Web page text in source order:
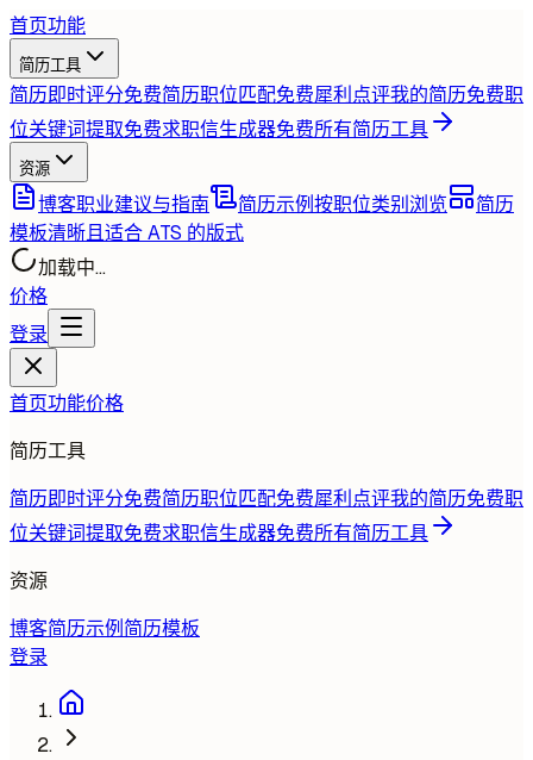
首页功能
简历工具
简历即时评分免费简历职位匹配免费犀利点评我的简历免费职
位关键词提取免费求职信生成器免费所有简历工具
资源
博客职业建议与指南 简历示例按职位类别浏览
简历
模板清晰且适合 ATS 的版式
加载中...
价格
登录
首页功能价格
简历工具
简历即时评分免费简历职位匹配免费犀利点评我的简历免费职
位关键词提取免费求职信生成器免费所有简历工具
资源
博客简历示例 简历模板
登录